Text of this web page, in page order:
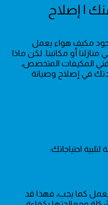
| إصلاح
مكيف هواء يعمل
أو مكاتبنا. لكن ماذا
المكيفات المتخصص،
في إصلاح وصيانة
احتياجاتك:
يعمل كما يجب، فهذا قد